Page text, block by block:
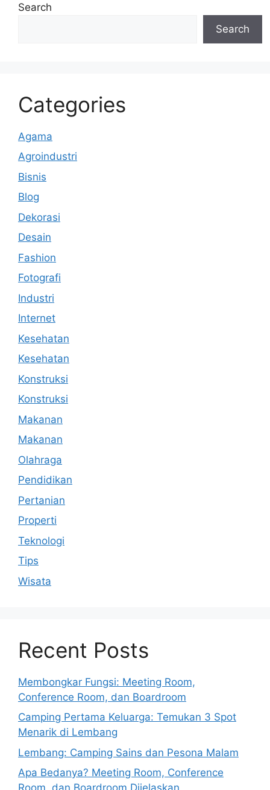
Search
Search
Categories
Agama
Agroindustri
Bisnis
Blog
Dekorasi
Desain
Fashion
Fotografi
Industri
Internet
Kesehatan
Kesehatan
Konstruksi
Konstruksi
Makanan
Makanan
Olahraga
Pendidikan
Pertanian
Properti
Teknologi
Tips
Wisata
Recent Posts
Membongkar Fungsi: Meeting Room,
Conference Room, dan Boardroom
Camping Pertama Keluarga: Temukan 3 Spot
Menarik di Lembang
Lembang: Camping Sains dan Pesona Malam
Apa Bedanya? Meeting Room, Conference